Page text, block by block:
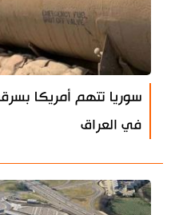
سوريا تتهم أمريكا
في العراق